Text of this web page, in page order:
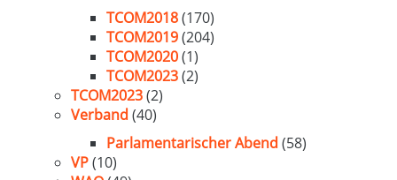
TCOM2018(170)
TCOM2019(204)
TCOM2020(1)
TCOM2023(2)
TCOM2023(2)
Verband (40)
Parlamentarischer Abend (58)
VP(10)